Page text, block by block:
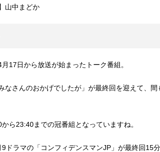
山中まどか
17日から放送が始まったトーク番組。
なさんのおかげでしたが」が最終回を迎えて、
ら23:40までの冠番組となっていますね。
ドラマの「コンフィデンスマンJP」が最終回15